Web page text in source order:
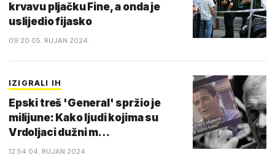
krvavu pljačku Fine, a onda je
uslijedio fijasko
09:20 05. RUJAN 2024.
IZIGRALI IH
Epski treš 'General' spržio je
milijune: Kako ljudi kojima su
Vrdoljaci dužni m…
12:54 04. RUJAN 2024.